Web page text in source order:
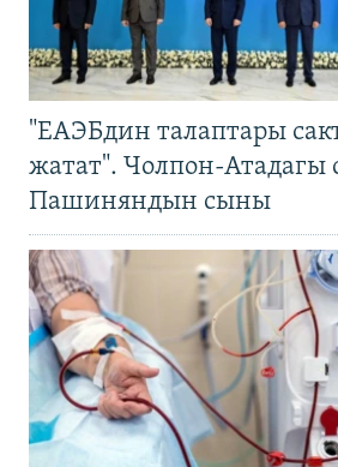
"ЕАЭБдин талаптары
жатат". Чолпон-Атадагы
Пашиняндын сыны